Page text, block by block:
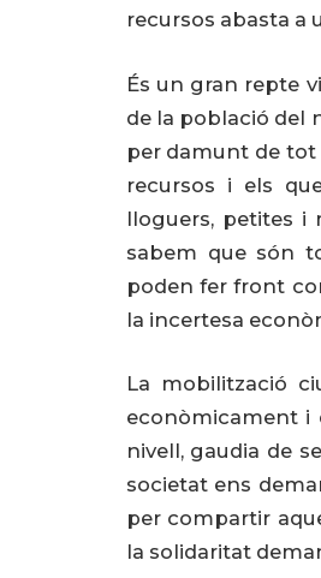
recursos abasta a
És un gran repte
de la població del
per damunt de tot
recursos i els
lloguers, petites i
sabem que són
poden fer front
la incertesa
La mobilització
econòmicament i
nivell, gaudia de
societat ens
per compartir
la solidaritat